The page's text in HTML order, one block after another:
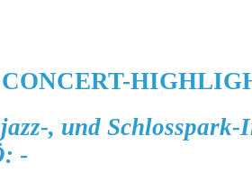
, und
-